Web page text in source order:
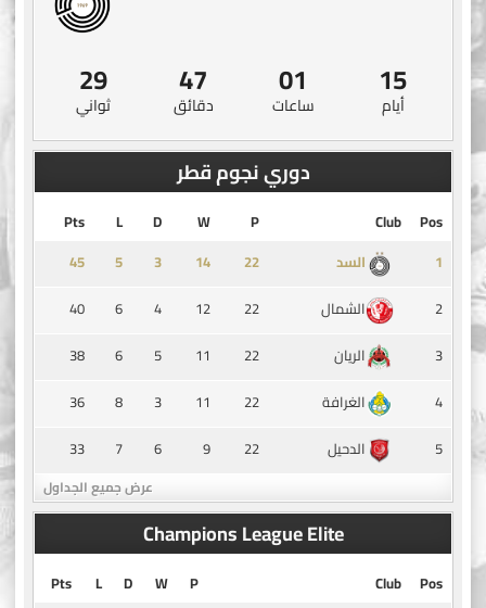
15
أيام
01
ساعات
47
دقائق
28
ثواني
دوري نجوم قطر
Pos
Club
P
W
D
L
Pts
1
السد ‏22
14
3
5
45
2
الشمال 22
12
4
6
40
3
الريان 22
11
5
6
38
4
الغرافة 22
11
3
8
36
5
الدحيل 22
9
6
7
33
عرض جميع الجداول
Champions League Elite
Pos
Club
P
W
D
L
Pts